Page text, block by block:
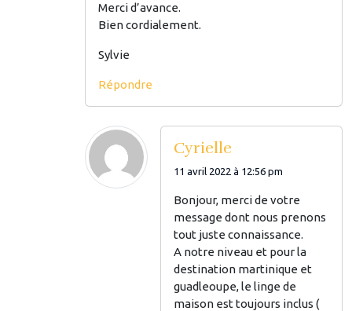
Merci d’avance.
Bien cordialement.
Sylvie
Répondre
Cyrielle
11 avril 2022 à 12:56 pm
Bonjour, merci de votre
message dont nous prenons
tout juste connaissance.
A notre niveau et pour la
destination martinique et
guadleoupe, le linge de
maison est toujours inclus (